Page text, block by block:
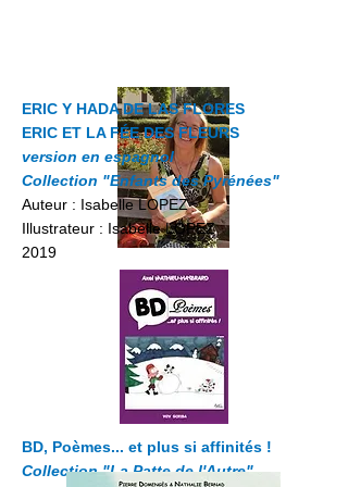
BD, Poèmes... et plus si affinités !
Collection "La Patte de l'Autre"
ERIC Y HADA DE LAS FLORES
ERIC ET LA FÉE DES FLEURS
version en espagnol
Collection "Enfants des Pyrénées"
Auteur : Isabelle LOPEZ
Illustrateur : Isabelle LOPEZ
2019